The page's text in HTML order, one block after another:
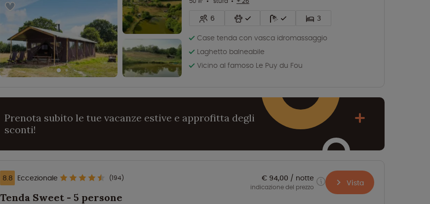
6
3
Case tenda con vasca idromassaggio
Laghetto balneabile
Vicino al famoso Le Puy du Fou
Prenota subito le tue vacanze estive e approfitta degli
sconti!
8.8 Eccezionale (194)
Tenda Sweet - 5 persone
€ 94,00 notte
indicazione del prezzo Vista